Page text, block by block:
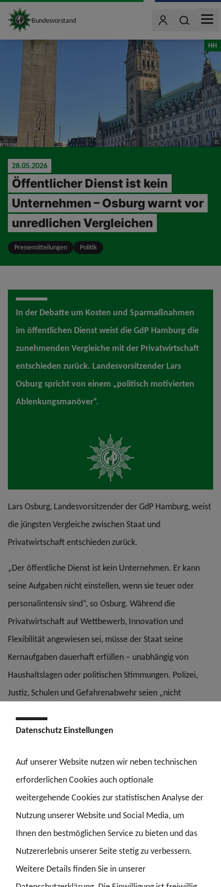
jumpToMain
site_logo
Bundesvorstand BenutzerWonach
MENU
JC
HH
28.05.2026
Öffentlicher Dienst ist kein
Unternehmen – Osburg warnt vor
unredlichen Vergleichen
Pressemitteilungen Politik
In der Debatte um Kosten und Sparmaßnahmen
im öffentlichen Dienst weist die GdP Hamburg die
zunehmenden Vergleiche mit der Privatwirtschaft
entschieden zurück. Landesvorsitzender Lars
Osburg spricht von einem „politisch motivierten
Ablenkungsmanöver“.
Lars Osburg, Landesvorsitzender der GdP Hamburg, weist
die jüngsten Vergleiche zwischen Staat und
Privatwirtschaft entschieden zurück.
„Der öffentliche Dienst ist kein Unternehmen. Er kann
seine Aufgaben nicht einstellen, wenn sie teuer oder
personalintensiv sind“, so Osburg. Während die
Privatwirtschaft auf Wettbewerb, Innovation und
Flexibilität angewiesen sei, müsse der Staat seine
Kernaufgaben dauerhaft erfüllen – unabhängig von
Haushaltslagen oder politischen Stimmungen. Polizei,
Justiz, Schulen und Gefahrenabwehr seien „nicht
Der öffentliche Dienst ist kein Unternehmen. Er
kann seine Aufgaben nicht einstellen, wenn sie
teuer oder personalintensiv sind
Osburg kritisiert, dass Teile der aktuellen
Berichterstattung diese Unterschiede bewusst
verwischten: „Wenn Beschäftigte des Staates als
Datenschutz Einstellungen
Auf unserer Website nutzen wir neben technischen
erforderlichen Cookies auch optionale
weitergehende Cookies zur statistischen Analyse der
Nutzung unserer Website und Social Media, um
Ihnen den bestmöglichen Service zu bieten und das
Nutzererlebnis unserer Seite stetig zu verbessern.
Weitere Details finden Sie in unserer